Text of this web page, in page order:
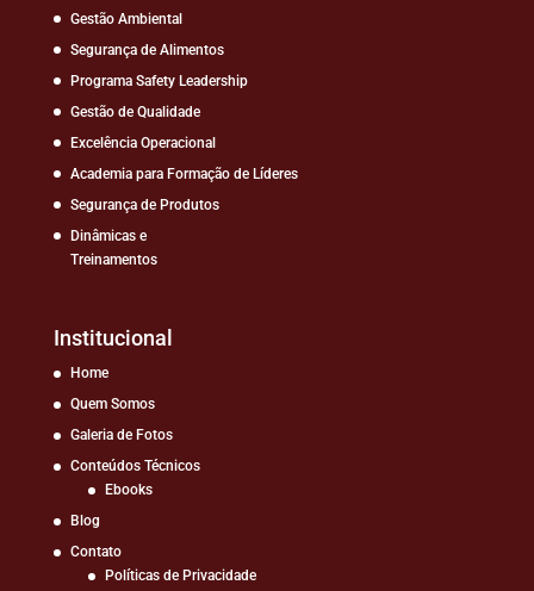
Gestão Ambiental
Segurança de Alimentos
Programa Safety Leadership
Gestão de Qualidade
Excelência Operacional
Academia para Formação de Líderes
Segurança de Produtos
Dinâmicas e
Treinamentos
Institucional
Home
Quem Somos
Galeria de Fotos
Conteúdos Técnicos
Ebooks
Blog
Contato
Políticas de Privacidade